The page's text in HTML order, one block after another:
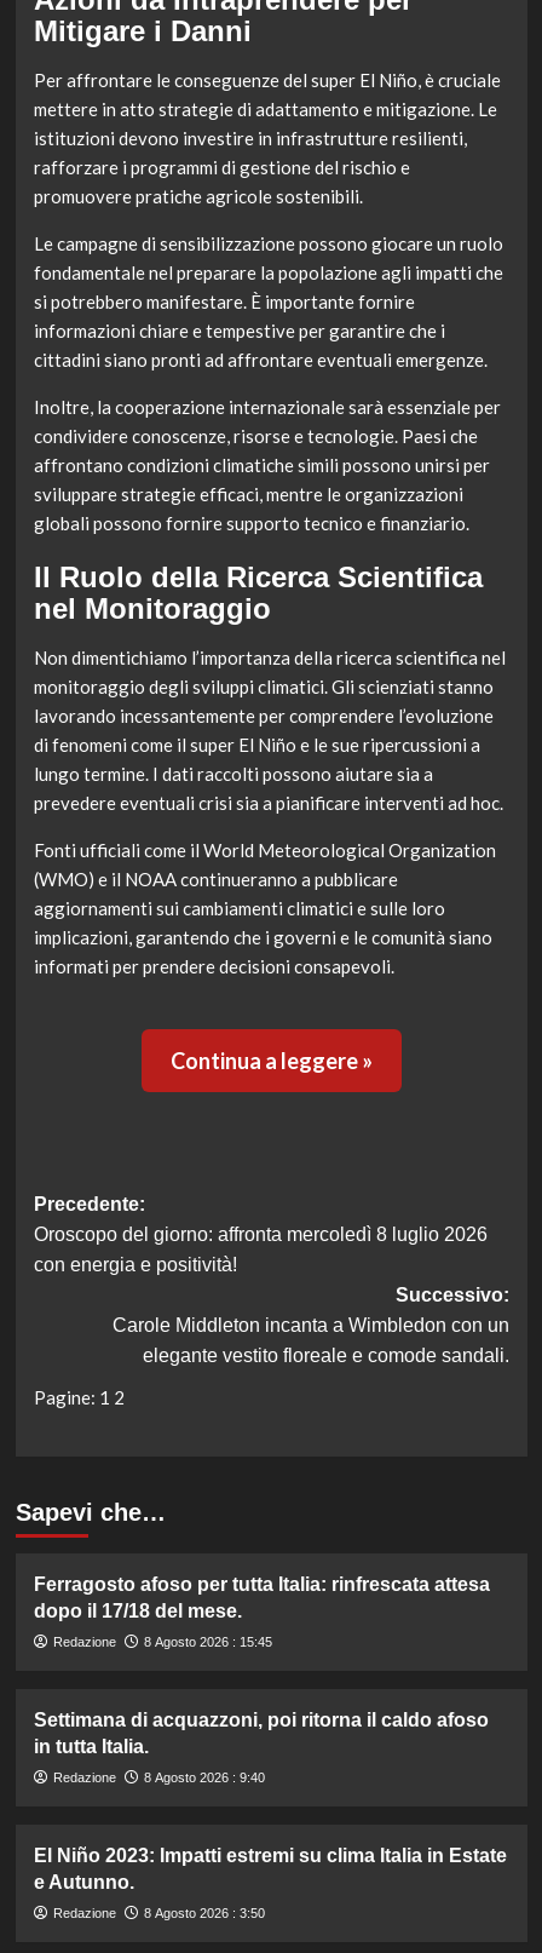
Mitigare i Danni
Per affrontare le conseguenze del super El Niño, è cruciale
mettere in atto strategie di adattamento e mitigazione. Le
istituzioni devono investire in infrastrutture resilienti,
rafforzare i programmi di gestione del rischio e
promuovere pratiche agricole sostenibili.
Le campagne di sensibilizzazione possono giocare un ruolo
fondamentale nel preparare la popolazione agli impatti che
si potrebbero manifestare. È importante fornire
informazioni chiare e tempestive per garantire che i
cittadini siano pronti ad affrontare eventuali emergenze.
Inoltre, la cooperazione internazionale sarà essenziale per
condividere conoscenze, risorse e tecnologie. Paesi che
affrontano condizioni climatiche simili possono unirsi per
sviluppare strategie efficaci, mentre le organizzazioni
globali possono fornire supporto tecnico e finanziario.
Il Ruolo della Ricerca Scientifica
nel Monitoraggio
Non dimentichiamo l’importanza della ricerca scientifica nel
monitoraggio degli sviluppi climatici. Gli scienziati stanno
lavorando incessantemente per comprendere l’evoluzione
di fenomeni come il super El Niño e le sue ripercussioni a
lungo termine. I dati raccolti possono aiutare sia a
prevedere eventuali crisi sia a pianificare interventi ad hoc.
Fonti ufficiali come il World Meteorological Organization
(WMO) e il NOAA continueranno a pubblicare
aggiornamenti sui cambiamenti climatici e sulle loro
implicazioni, garantendo che i governi e le comunità siano
informati per prendere decisioni consapevoli.
Continua a leggere »
Navigazione
articolo
Precedente:
Oroscopo del giorno: affronta mercoledì 8 luglio 2026
con energia e positività!
Successivo:
Carole Middleton incanta a Wimbledon con un
elegante vestito floreale e comode sandali.
Pagine: 1 2
Sapevi che…
Ferragosto afoso per tutta Italia: rinfrescata attesa
dopo il 17/18 del mese.
Redazione 8 Agosto 2026 : 15:45
Settimana di acquazzoni, poi ritorna il caldo afoso
in tutta Italia.
Redazione 8 Agosto 2026 : 9:40
El Niño 2023: Impatti estremi su clima Italia in Estate
e Autunno.
Redazione 8 Agosto 2026 : 3:50